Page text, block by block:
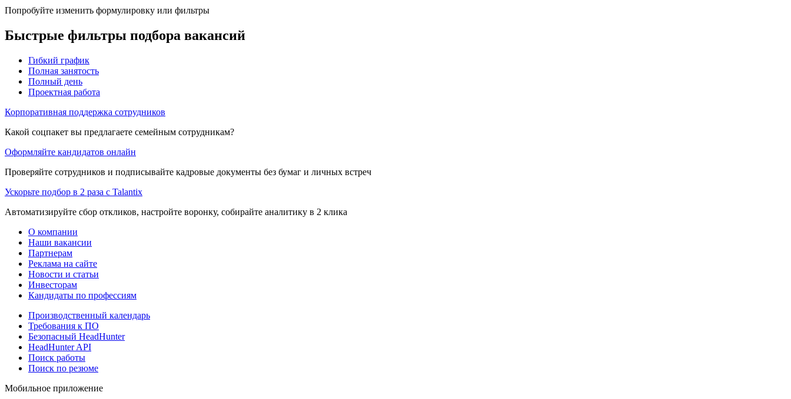
Попробуйте изменить формулировку или фильтры
Быстрые фильтры подбора вакансий
Гибкий график
Полная занятость
Полный день
Проектная работа
Корпоративная поддержка сотрудников
Какой соцпакет вы предлагаете семейным сотрудникам?
Оформляйте кандидатов онлайн
Проверяйте сотрудников и подписывайте кадровые документы без бумаг и личных встреч
Ускорьте подбор в 2 раза с Talantix
Автоматизируйте сбор откликов, настройте воронку, собирайте аналитику в 2 клика
О компании
Наши вакансии
Партнерам
Реклама на сайте
Новости и статьи
Инвесторам
Кандидаты по профессиям
Производственный календарь
Требования к ПО
Безопасный HeadHunter
HeadHunter API
Поиск работы
Поиск по резюме
Мобильное приложение